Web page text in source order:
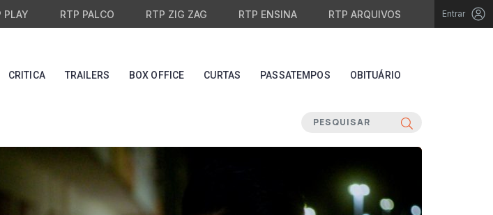
PLAY RTP PALCO RTP ZIG ZAG RTP ENSINA RTP ARQUIVOS Entrar
CRITICA TRAILERS BOX OFFICE CURTAS PASSATEMPOS OBITUÁRIO